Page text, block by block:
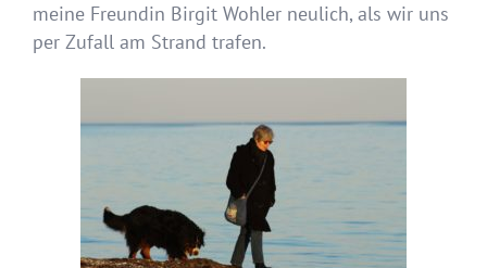
meine Freundin Birgit Wohler neulich, als wir uns
per Zufall am Strand trafen.